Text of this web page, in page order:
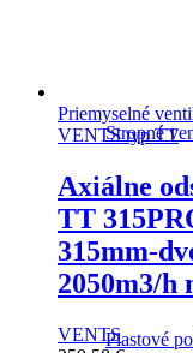
Stropné
Plastové
Priemyselné
VENTS typ TT
Axiálne
TT
315mm-
2050m3/h
VENTS